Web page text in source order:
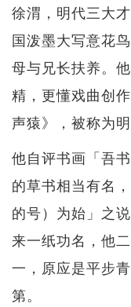
徐渭，明代三大
国泼墨大写意花
母与兄长扶养。
精，更懂戏曲创
声猿》，被称为明
他自评书画「吾
的草书相当有名
的号）为始」之
来一纸功名，他
一，原应是平步
第。